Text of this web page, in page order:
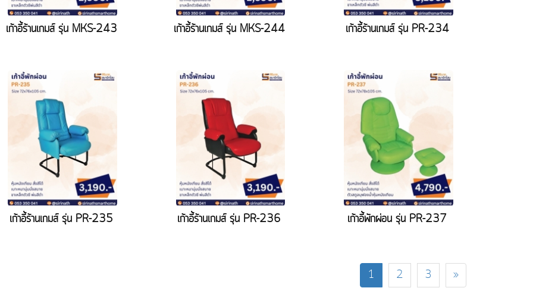
เก้าอี้ร้านเกมส์ รุ่น MKS-243 เก้าอี้ร้านเกมส์ รุ่น MKS-244 เก้าอี้ร้านเกมส์ รุ่น PR-234
เก้าอี้ร้านเกมส์ รุ่น PR-235 เก้าอี้ร้านเกมส์ รุ่น PR-236 เก้าอี้พักผ่อน รุ่น PR-237
1 2 3 »